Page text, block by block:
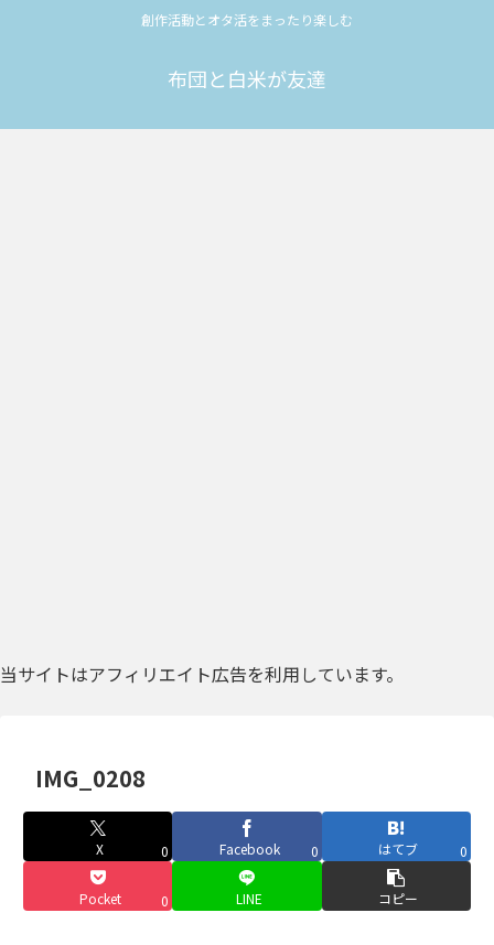
創作活動とオタ活をまったり楽しむ
布団と白米が友達
当サイトはアフィリエイト広告を利用しています。
IMG_0208
X 0 Facebook 0 はてブ 0
Pocket 0 LINE コピー